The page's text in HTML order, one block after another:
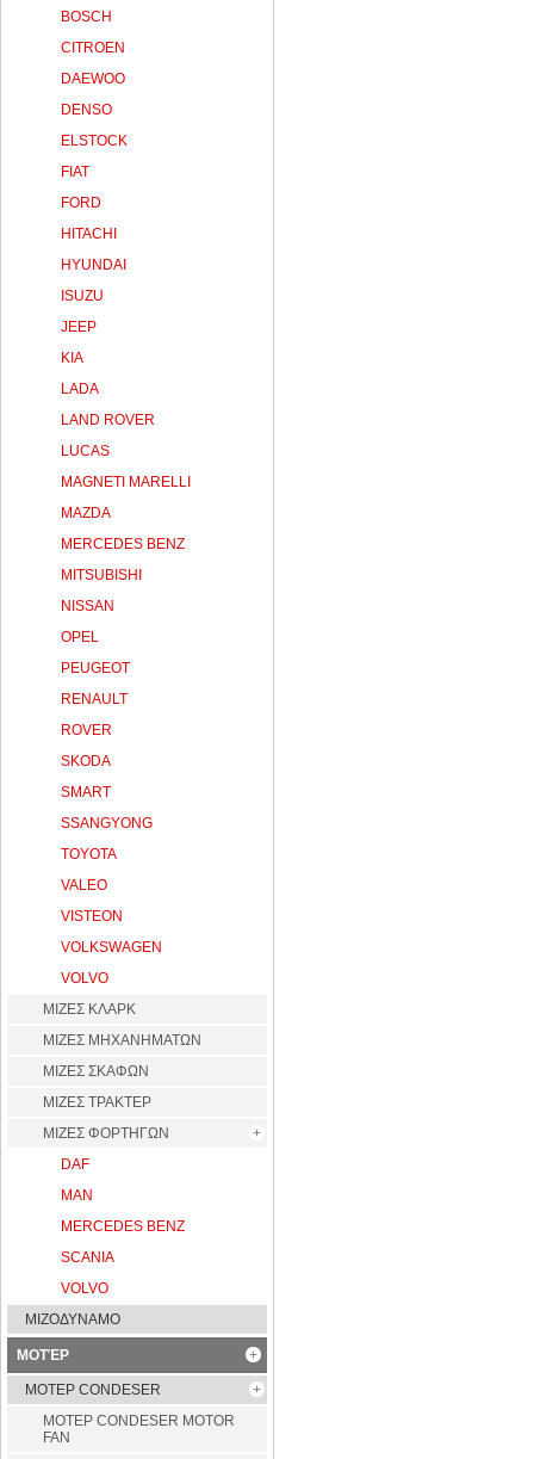
BOSCH
CITROEN
DAEWOO
DENSO
ELSTOCK
FIAT
FORD
HITACHI
HYUNDAI
ISUZU
JEEP
KIA
LADA
LAND ROVER
LUCAS
MAGNETI MARELLI
MAZDA
MERCEDES BENZ
MITSUBISHI
NISSAN
OPEL
PEUGEOT
RENAULT
ROVER
SKODA
SMART
SSANGYONG
TOYOTA
VALEO
VISTEON
VOLKSWAGEN
VOLVO
ΜΙΖΕΣ ΚΛΑΡΚ
ΜΙΖΕΣ ΜΗΧΑΝΗΜΑΤΩΝ
ΜΙΖΕΣ ΣΚΑΦΩΝ
ΜΙΖΕΣ ΤΡΑΚΤΕΡ
ΜΙΖΕΣ ΦΟΡΤΗΓΩΝ
DAF
MAN
MERCEDES BENZ
SCANIA
VOLVO
ΜΙΖΟΔΥΝΑΜΟ
ΜΟΤΈΡ
ΜΟΤΕΡ CONDESER
ΜΟΤΕΡ CONDESER MOTOR
FAN